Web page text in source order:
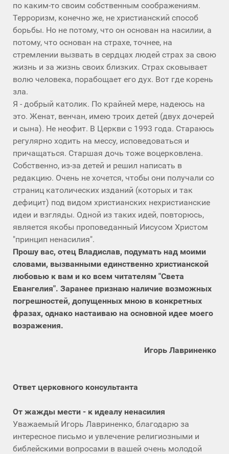
по каким-то своим собственным соображениям.
Терроризм, конечно же, не христианский способ
борьбы. Но не потому, что он основан на насилии, а
потому, что основан на страхе, точнее, на
стремлении вызвать в сердцах людей страх за свою
жизнь и за жизнь своих близких. Страх сковывает
волю человека, порабощает его дух. Вот где корень
зла.
Я - добрый католик. По крайней мере, надеюсь на
это. Женат, венчан, имею троих детей (двух дочерей
и сына). Не неофит. В Церкви с 1993 года. Стараюсь
регулярно ходить на мессу, исповедоваться и
причащаться. Старшая дочь тоже воцерковлена.
Собственно, из-за детей и решил написать в
редакцию. Очень не хочется, чтобы они получали со
страниц католических изданий (которых и так
дефицит) под видом христианских нехристианские
идеи и взгляды. Одной из таких идей, повторюсь,
является якобы проповеданный Иисусом Христом
"принцип ненасилия".
Прошу вас, отец Владислав, подумать над моими
словами, вызванными единственно христианской
любовью к вам и ко всем читателям "Света
Евангелия". Заранее признаю наличие возможных
погрешностей, допущенных мною в конкретных
фразах, однако настаиваю на основной идее моего
возражения.
Игорь Лавриненко
Ответ церковного консультанта
От жажды мести - к идеалу ненасилия
Уважаемый Игорь Лавриненко, благодарю за
интересное письмо и увлечение религиозными и
библейскими вопросами в вашей очень молодой